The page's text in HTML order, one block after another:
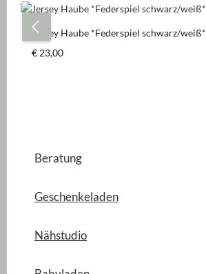
Jersey Haube *Federspiel schwarz/weiß*
Regulärer Preis:
€ 23,00
Beratung
Geschenkeladen
Nähstudio